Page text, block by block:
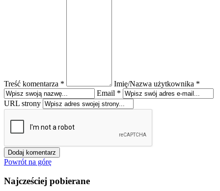
Treść komentarza *
Imię/Nazwa użytkownika *
Email *
URL strony
Powrót na górę
Najcześciej pobierane